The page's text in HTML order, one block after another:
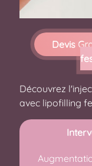
Devis
Découvrez
avec lipofilling